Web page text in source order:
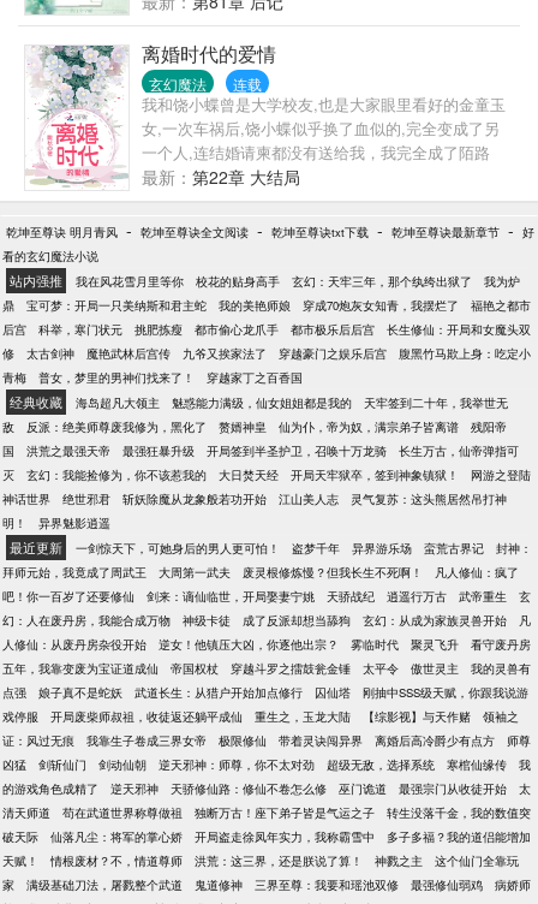
九州第一说客，风华绝代的姬玉公子。姜酒卿总是想
着，白月光之所以是白月光，就是因为他既忘记了她
也永远也不会属于她。他是她的饲主，她协助他游说
天下。他们只是盟友，利益相关者，互相利用的关
系。很久很久以后姬玉说——“我马不停蹄地奔赴一场
准备好的玉石俱焚，沿路诸景皆为业火而我为鬼魅，
可我偏生看见了她。她并没有拦我于半途，她只是望
着我，带着炽热心跳声与我擦肩而过。我却舍了结局
一起走。”世人万万，美人千百。唯你一人，乱我心
————————————————佛系冷静亡国公
主*病娇复仇第一说客男女主都很强，白切黑。本文将
于4月2日周四全本倒v，倒过的读者请勿重复购买哦。
谢谢大家一直以来的支持，往后新文也请继续支持
呀！微博：青燃君 正在努力多更博中……
离婚时代的爱情
玄幻魔法 连载
我和饶小蝶曾是大学校友,也是大家眼里看好的金童玉
女,一次车祸后,饶小蝶似乎换了血似的,完全变成了另
一个人,连结婚请柬都没有送给我，我完全成了陌路
人。 好景不长，当路君遥告诉我饶小蝶当初嫁的是一
个二婚男人，而现在已经离婚时，我简直不敢相信这
一连串的事实。为了弄明白这一切的真相，我豁了出
最新： 第22章 大结局
乾坤至尊诀 明月青风 - 乾坤至尊诀全文阅读 - 乾坤至尊诀txt下载 - 乾坤至尊诀最新章节 - 好
看的玄幻魔法小说
站内强推 我在风花雪月里等你 校花的贴身高手 玄幻：天牢三年，那个纨绔出狱了
我为炉
鼎
宝可梦：开局一只美纳斯和君主蛇 我的美艳师娘 穿成70炮灰女知青，我摆烂了
福艳之都市
后宫
科举，寒门状元 挑肥拣瘦 都市偷心龙爪手 都市极乐后后宫
长生修仙：开局和女魔头双
修
太古剑神 魔艳武林后宫传 九爷又挨家法了 穿越豪门之娱乐后宫
腹黑竹马欺上身：吃定小
青梅
普女，梦里的男神们找来了！ 穿越家丁之百香国
经典收藏 海岛超凡大领主 魅惑能力满级，仙女姐姐都是我的
天牢签到二十年，我举世无
敌
反派：绝美师尊废我修为，黑化了 赘婿神皇 仙为仆，帝为奴，满宗弟子皆离谱
残阳帝
国
洪荒之最强天帝 最强狂暴升级 开局签到半圣护卫，召唤十万龙骑
长生万古，仙帝弹指可
灭
玄幻：我能捡修为，你不该惹我的 大日焚天经 开局天牢狱卒，签到神象镇狱！
网游之登陆
神话世界
绝世邪君 斩妖除魔从龙象般若功开始 江山美人志
灵气复苏：这头熊居然吊打神
明！
异界魅影逍遥
最近更新 一剑惊天下，可她身后的男人更可怕！ 盗梦千年 异界游乐场 蛮荒古界记
封神：
拜师元始，我竟成了周武王
大周第一武夫 废灵根修炼慢？但我长生不死啊！
凡人修仙：疯了
吧！你一百岁了还要修仙
剑来：谪仙临世，开局娶妻宁姚 天骄战纪 逍遥行万古 武帝重生
玄
幻：人在废丹房，我能合成万物
神级卡徒 成了反派却想当舔狗 玄幻：从成为家族灵兽开始
凡
人修仙：从废丹房杂役开始
逆女！他镇压大凶，你逐他出宗？ 雾临时代 聚灵飞升
看守废丹房
五年，我靠变废为宝证道成仙
帝国权杖 穿越斗罗之擂鼓瓮金锤 太平令 傲世灵主
我的灵兽有
点强
娘子真不是蛇妖 武道长生：从猎户开始加点修行 囚仙塔
刚抽中SSS级天赋，你跟我说游
戏停服
开局废柴师叔祖，收徒返还躺平成仙 重生之，玉龙大陆 【综影视】与天作赌
领袖之
证：风过无痕
我靠生子卷成三界女帝 极限修仙 带着灵诀闯异界 离婚后高冷爵少有点方
师尊
凶猛
剑斩仙门 剑动仙朝 逆天邪神：师尊，你不太对劲 超级无敌，选择系统 寒棺仙缘传
我
的游戏角色成精了
逆天邪神 天骄修仙路：修仙不卷怎么修 巫门诡道 最强宗门从收徒开始
太
清天师道
苟在武道世界称尊做祖 独断万古！座下弟子皆是气运之子
转生没落千金，我的数值突
破天际
仙落凡尘：将军的掌心娇 开局盗走徐凤年实力，我称霸雪中
多子多福？我的道侣能增加
天赋！
情根废材？不，情道尊师 洪荒：这三界，还是朕说了算！ 神戮之主
这个仙门全靠玩
家
满级基础刀法，屠戮整个武道 鬼道修神 三界至尊：我要和瑶池双修 最强修仙弱鸡
病娇师